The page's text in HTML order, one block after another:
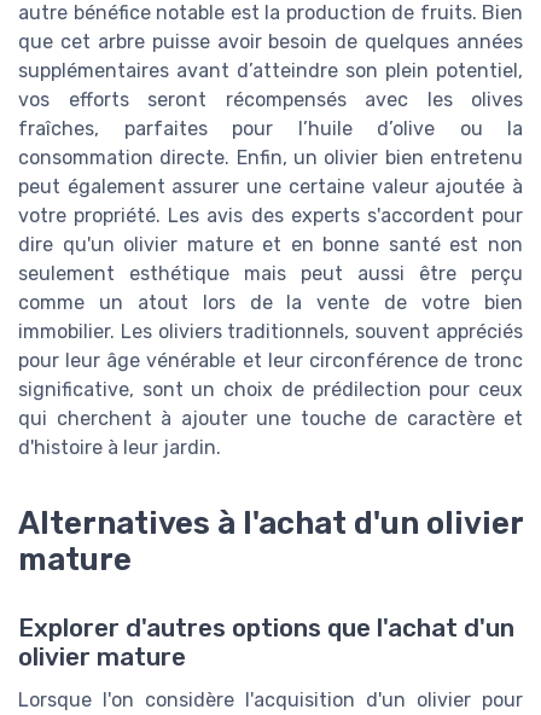
autre bénéfice notable est la production de fruits. Bien
que cet arbre puisse avoir besoin de quelques années
supplémentaires avant d’atteindre son plein potentiel,
vos efforts seront récompensés avec les olives
fraîches, parfaites pour l’huile d’olive ou la
consommation directe. Enfin, un olivier bien entretenu
peut également assurer une certaine valeur ajoutée à
votre propriété. Les avis des experts s'accordent pour
dire qu'un olivier mature et en bonne santé est non
seulement esthétique mais peut aussi être perçu
comme un atout lors de la vente de votre bien
immobilier. Les oliviers traditionnels, souvent appréciés
pour leur âge vénérable et leur circonférence de tronc
significative, sont un choix de prédilection pour ceux
qui cherchent à ajouter une touche de caractère et
d'histoire à leur jardin.
Alternatives à l'achat d'un olivier
mature
Explorer d'autres options que l'achat d'un
olivier mature
Lorsque l'on considère l'acquisition d'un olivier pour